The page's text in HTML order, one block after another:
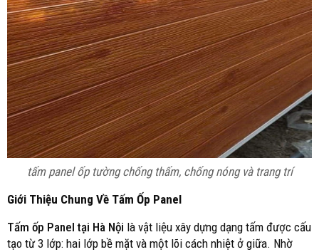
tấm panel ốp tường chống thấm, chống nóng và trang trí
Giới Thiệu Chung Về Tấm Ốp Panel
Tấm ốp Panel tại Hà Nội là vật liệu xây dựng dạng tấm được cấu
tạo từ 3 lớp: hai lớp bề mặt và một lõi cách nhiệt ở giữa. Nhờ